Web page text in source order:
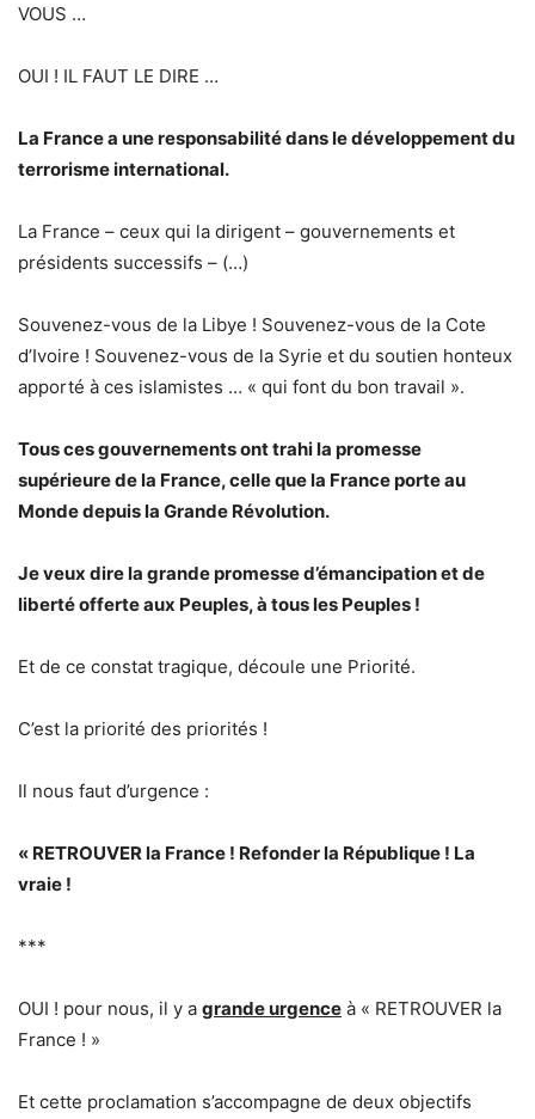
VOUS …
OUI ! IL FAUT LE DIRE …
La France a une responsabilité dans le développement du
terrorisme international.
La France – ceux qui la dirigent – gouvernements et
présidents successifs – (…)
Souvenez-vous de la Libye ! Souvenez-vous de la Cote
d’Ivoire ! Souvenez-vous de la Syrie et du soutien honteux
apporté à ces islamistes … « qui font du bon travail ».
Tous ces gouvernements ont trahi la promesse
supérieure de la France, celle que la France porte au
Monde depuis la Grande Révolution.
Je veux dire la grande promesse d’émancipation et de
liberté offerte aux Peuples, à tous les Peuples !
Et de ce constat tragique, découle une Priorité.
C’est la priorité des priorités !
Il nous faut d’urgence :
« RETROUVER la France ! Refonder la République ! La
vraie !
***
OUI ! pour nous, il y a grande urgence à « RETROUVER la
France ! »
Et cette proclamation s’accompagne de deux objectifs